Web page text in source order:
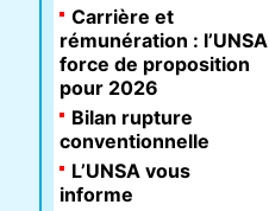
Carrière et
rémunération : l’UNSA
force de proposition
pour 2026
Bilan rupture
conventionnelle
L’UNSA vous
informe